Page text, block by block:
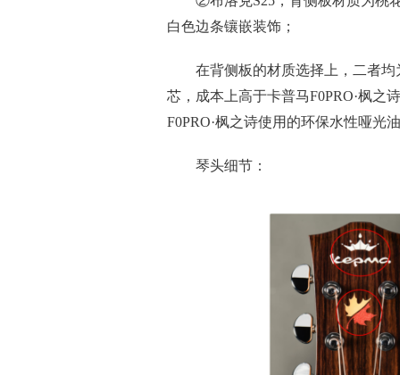
白色边条镶嵌装饰；
在背侧板的材质选择上，二者
芯，成本上高于卡普马F0PRO·枫之
F0PRO·枫之诗使用的环保水性哑光
琴头细节：